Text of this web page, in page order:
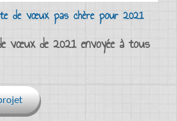
de vœux pas chère pour 2021
vœux de 2021 envoyée à tous